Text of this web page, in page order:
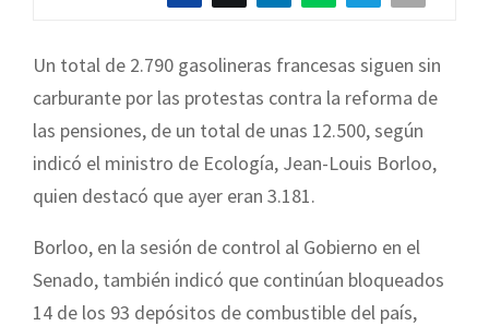
Un total de 2.790 gasolineras francesas siguen sin
carburante por las protestas contra la reforma de
las pensiones, de un total de unas 12.500, según
indicó el ministro de Ecología, Jean-Louis Borloo,
quien destacó que ayer eran 3.181.
Borloo, en la sesión de control al Gobierno en el
Senado, también indicó que continúan bloqueados
14 de los 93 depósitos de combustible del país,